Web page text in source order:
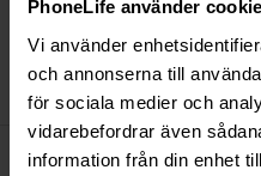
PhoneLife använder
Vi använder
och annonserna till
för sociala medier och
vidarebefordrar även
information från din enhet
30 Tage Rückgaberecht
Art number:46786
PRODUKTBESCHREIBUNG